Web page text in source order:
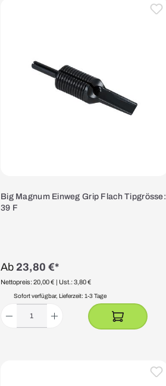
Big Magnum Einweg Grip Flach Tipgrösse:
39 F
Ab 23,80 €*
Nettopreis: 20,00 € | Ust.: 3,80 €
Sofort verfügbar, Lieferzeit: 1-3 Tage